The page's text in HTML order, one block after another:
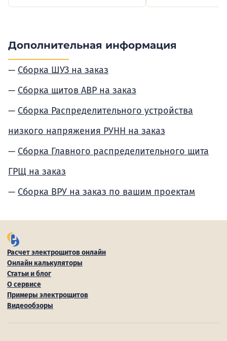
Дополнительная информация
Сборка ШУЗ на заказ
Сборка щитов АВР на заказ
Сборка Распределительного устройства
низкого напряжения РУНН на заказ
Сборка Главного распределительного щита
ГРЩ на заказ
Сборка ВРУ на заказ по вашим проектам
Расчет электрощитов онлайн
Онлайн калькуляторы
Статьи и блог
О сервисе
Примеры электрощитов
Видеообзоры